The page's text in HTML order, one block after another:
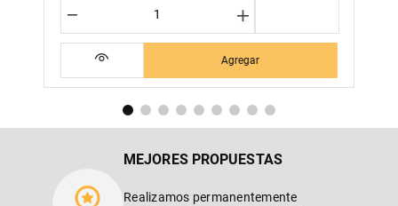
＋
－
Agregar
MEJORES PROPUESTAS
Realizamos permanentemente